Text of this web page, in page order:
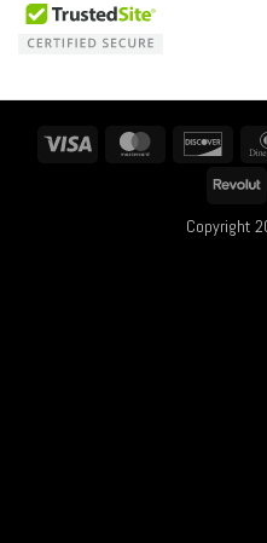
Visa MasterCard
Copyright